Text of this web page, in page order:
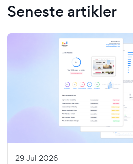
Seneste artikler
29 Jul 2026